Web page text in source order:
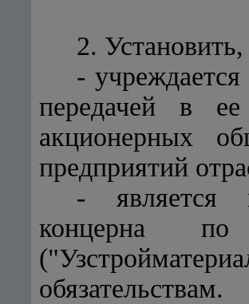
2.
-
передачей в
акционерных
предприятий
- является
концерна по
обязательствам.